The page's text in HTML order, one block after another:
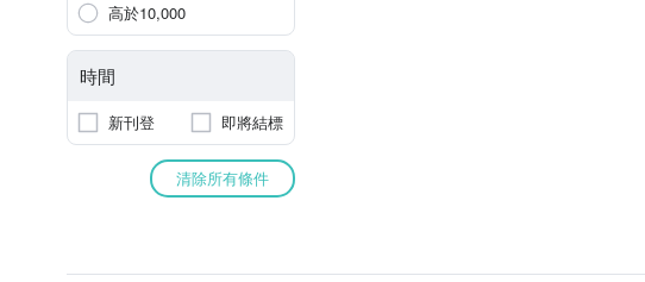
高於10,000
時間
新刊登 即將結標
清除所有條件